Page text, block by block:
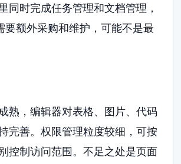
同时完成任务管理和文档管理，
额外采购和维护，可能不是最
熟，编辑器对表格、图片、代码
完善。权限管理粒度较细，可按
控制访问范围。不足之处是页面